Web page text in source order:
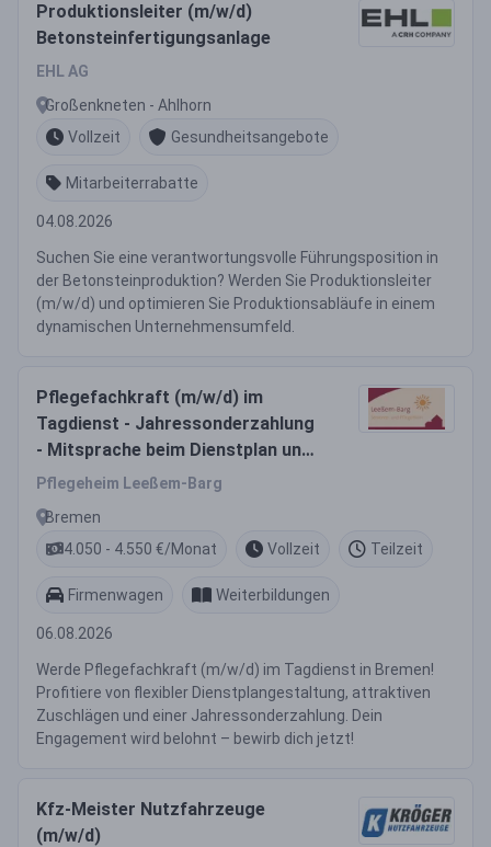
Produktionsleiter (m/w/d)
Betonsteinfertigungsanlage
EHL AG
Großenkneten - Ahlhorn
Vollzeit
Gesundheitsangebote
Mitarbeiterrabatte
04.08.2026
Suchen Sie eine verantwortungsvolle Führungsposition in
der Betonsteinproduktion? Werden Sie Produktionsleiter
(m/w/d) und optimieren Sie Produktionsabläufe in einem
dynamischen Unternehmensumfeld.
Pflegefachkraft (m/w/d) im
Tagdienst - Jahressonderzahlung
- Mitsprache beim Dienstplan und
tolle Zuschläge gibt's bei uns!
Pflegeheim Leeßem-Barg
Bremen
4.050 - 4.550 €/Monat
Vollzeit Teilzeit
Firmenwagen Weiterbildungen
06.08.2026
Werde Pflegefachkraft (m/w/d) im Tagdienst in Bremen!
Profitiere von flexibler Dienstplangestaltung, attraktiven
Zuschlägen und einer Jahressonderzahlung. Dein
Engagement wird belohnt – bewirb dich jetzt!
Kfz-Meister Nutzfahrzeuge
(m/w/d)